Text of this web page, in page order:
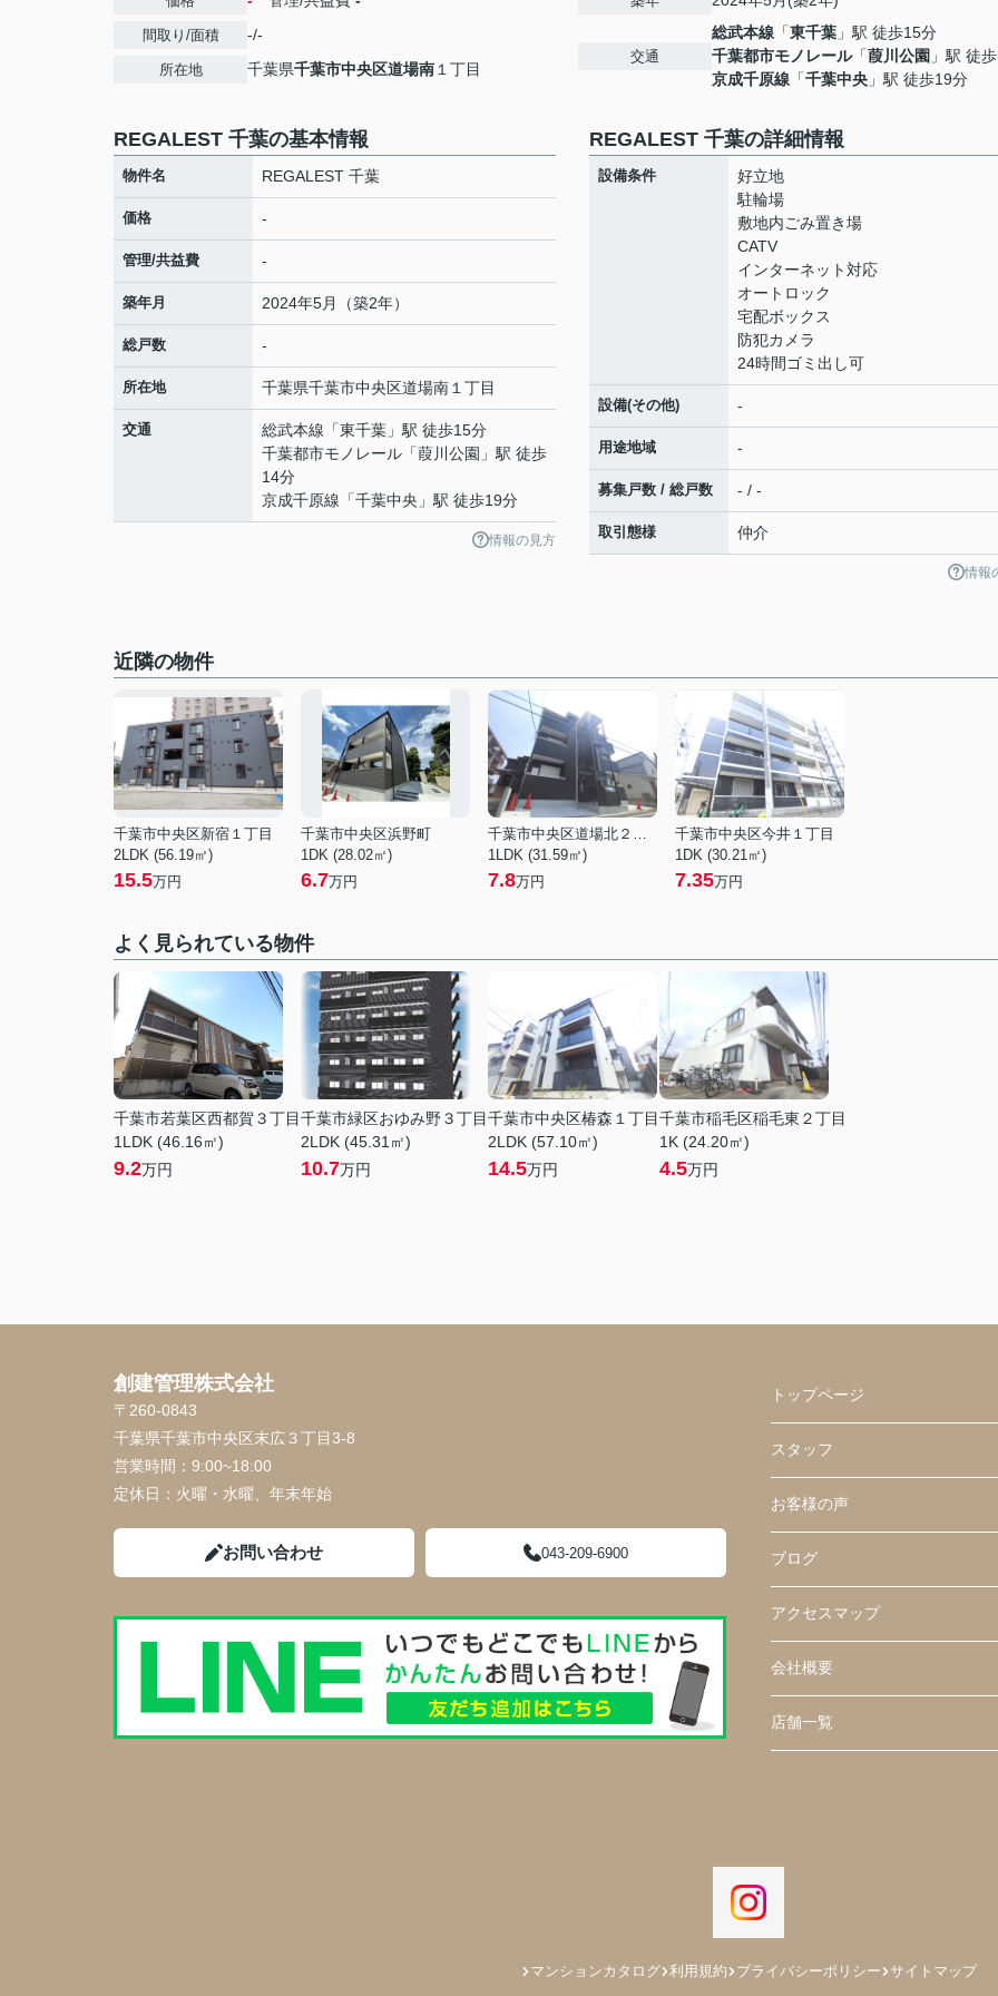
間取り/面積 -/-
所在地 千葉県千葉市中央区道場南 １丁目
交通
総武本線 「東千葉 」駅 徒歩15分
千葉都市モノレール「葭川公園 」駅 徒
京成千原線 「千葉中央 」駅 徒歩19分
REGALEST 千葉の基本情報
物件名 REGALEST 千葉
価格 -
管理/共益費 -
築年月 2024年5月（築2年）
総戸数 -
所在地 千葉県千葉市中央区道場南 １丁目
交通 総武本線 「東千葉 」駅 徒歩15分
千葉都市モノレール 「葭川公園 」駅 徒歩
14分
京成千原線 「千葉中央 」駅 徒歩19分
情報の見方
REGALEST 千葉の詳細情報
設備条件
好立地
駐輪場
敷地内ごみ置き場
CATV
インターネット対応
オートロック
宅配ボックス
防犯カメラ
24時間ゴミ出し可
設備(その他) -
用途地域 -
募集戸数 / 総戸数 - / -
取引態様 仲介
情報
近隣の物件
千葉市中央区新宿１丁目
2LDK (56.19㎡)
15.5万円
千葉市中央区浜野町
1DK (28.02㎡)
6.7万円
千葉市中央区道場北２丁目
1LDK (31.59㎡)
7.8万円
千葉市中央区今井１丁目
1DK (30.21㎡)
7.35万円
よく見られている物件
千葉市若葉区西都賀３丁目
1LDK (46.16㎡)
9.2万円
千葉市緑区おゆみ野３丁目
2LDK (45.31㎡)
10.7万円
千葉市中央区椿森１丁目
2LDK (57.10㎡)
14.5万円
千葉市稲毛区稲毛東２丁目
1K (24.20㎡)
4.5万円
創建管理株式会社
〒260-0843
千葉県千葉市中央区末広３丁目3-8
営業時間： 9:00~18:00
定休日： 火曜・水曜、年末年始
お問い合わせ 043-209-6900
トップページ
スタッフ
お客様の声
ブログ
アクセスマップ
会社概要
店舗一覧
マンションカタログ 利用規約 プライバシーポリシー サイトマップ